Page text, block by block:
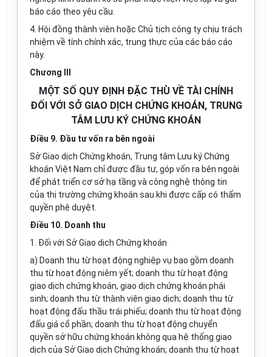
báo cáo theo yêu cầu.
4. Hội đồng thành viên hoặc Chủ tịch công ty chịu trách
nhiệm về tính chính xác, trung thực của các báo cáo
này.
Chương III
MỘT SỐ QUY ĐỊNH ĐẶC THÙ VỀ TÀI CHÍNH
ĐỐI VỚI SỞ GIAO DỊCH CHỨNG KHOÁN, TRUNG
TÂM LƯU KÝ CHỨNG KHOÁN
Điều 9. Đầu tư vốn ra bên ngoài
Sở Giao dịch Chứng khoán, Trung tâm Lưu ký Chứng
khoán Việt Nam chỉ được đầu tư, góp vốn ra bên ngoài
để phát triển cơ sở hạ tầng và công nghệ thông tin
của thị trường chứng khoán sau khi được cấp có thẩm
quyền phê duyệt.
Điều 10. Doanh thu
1. Đối với Sở Giao dịch Chứng khoán
a) Doanh thu từ hoạt động nghiệp vụ bao gồm doanh
thu từ hoạt động niêm yết; doanh thu từ hoạt động
giao dịch chứng khoán, giao dịch chứng khoán phái
sinh; doanh thu từ thành viên giao dịch; doanh thu từ
hoạt động đấu thầu trái phiếu; doanh thu từ hoạt động
đấu giá cổ phần; doanh thu từ hoạt động chuyển
quyền sở hữu chứng khoán không qua hệ thống giao
dịch của Sở Giao dịch Chứng khoán; doanh thu từ hoạt